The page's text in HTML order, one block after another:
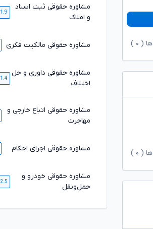
( ۰
( ۰
مشاوره حقوقی ثبت اسناد
و املاک
1.9 هزار
مشاوره حقوقی مالکیت فکری
مشاوره حقوقی داوری و حل
اختلاف
1.4 هزار
مشاوره حقوقی اتباع خارجی و
مهاجرت
مشاوره حقوقی اجرای احکام
مشاوره حقوقی خودرو و
حمل‌ونقل
2.5 هزار